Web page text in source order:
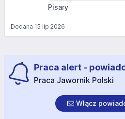
Pisary
Dodana 15 lip 2026
Praca alert -
Praca Jawornik Polski
Włącz